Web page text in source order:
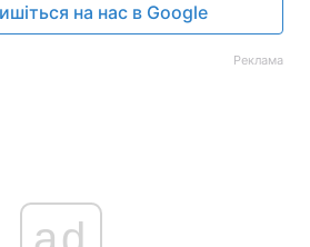
на нас в Google
Реклама